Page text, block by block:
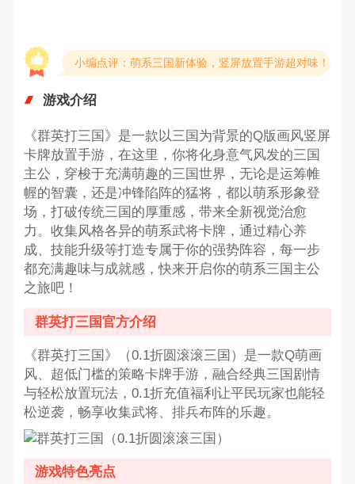
小编点评：萌系三国新体验，竖屏放置手游超对味！
游戏介绍
《群英打三国》是一款以三国为背景的Q版画风竖屏
卡牌放置手游，在这里，你将化身意气风发的三国
主公，穿梭于充满萌趣的三国世界，无论是运筹帷
幄的智囊，还是冲锋陷阵的猛将，都以萌系形象登
场，打破传统三国的厚重感，带来全新视觉治愈
力。收集风格各异的萌系武将卡牌，通过精心养
成、技能升级等打造专属于你的强势阵容，每一步
都充满趣味与成就感，快来开启你的萌系三国主公
之旅吧！
群英打三国官方介绍
《群英打三国》（0.1折圆滚滚三国）是一款Q萌画
风、超低门槛的策略卡牌手游，融合经典三国剧情
与轻松放置玩法，0.1折充值福利让平民玩家也能轻
松逆袭，畅享收集武将、排兵布阵的乐趣。
游戏特色亮点